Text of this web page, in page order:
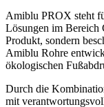
Amiblu PROX steht
Lösungen im Bereich
Produkt, sondern
Amiblu Rohre
ökologischen
Durch die
mit